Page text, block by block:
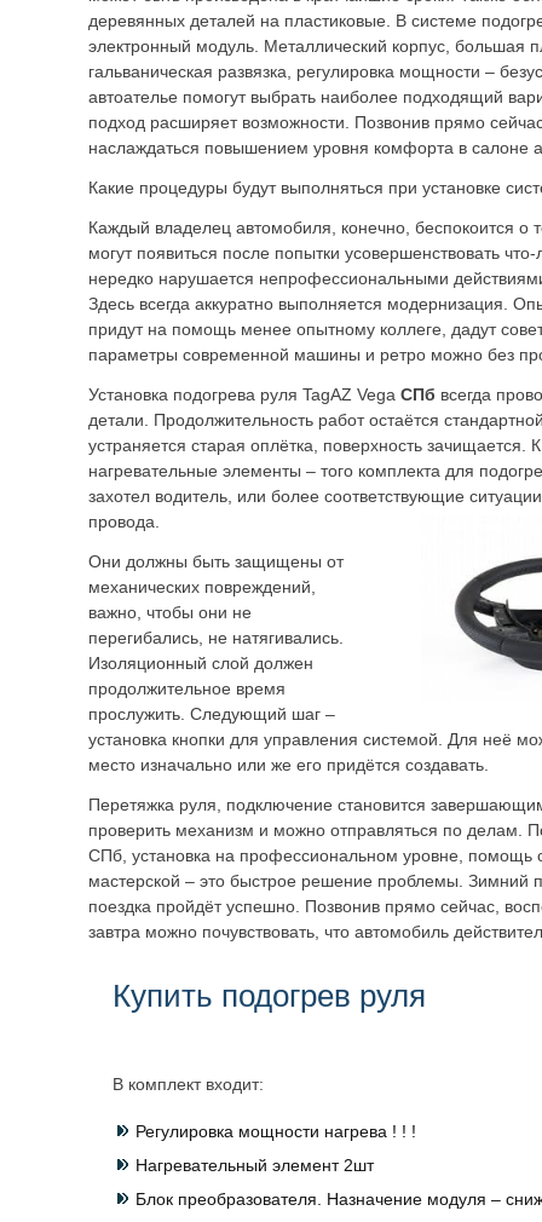
деревянных деталей на пластиковые. В системе
электронный модуль. Металлический корпус, большая
гальваническая развязка, регулировка мощности –
автоателье помогут выбрать наиболее подходящий
подход расширяет возможности. Позвонив прямо
наслаждаться повышением уровня комфорта в салоне
Какие процедуры будут выполняться при установке
Каждый владелец автомобиля, конечно, беспокоится о
могут появиться после попытки усовершенствовать
нередко нарушается непрофессиональными
Здесь всегда аккуратно выполняется модернизация.
придут на помощь менее опытному коллеге, дадут
параметры современной машины и ретро можно без
Установка подогрева руля TagAZ Vega СПб всегда
детали. Продолжительность работ остаётся
устраняется старая оплётка, поверхность зачищается.
нагревательные элементы – того комплекта для
захотел водитель, или более соответствующие
провода.
Они должны быть защищены от
механических повреждений,
важно, чтобы они не
перегибались, не натягивались.
Изоляционный слой должен
продолжительное время
прослужить. Следующий шаг –
установка кнопки для управления системой. Для неё
место изначально или же его придётся создавать.
Перетяжка руля, подключение становится
проверить механизм и можно отправляться по делам.
СПб, установка на профессиональном уровне, помощь
мастерской – это быстрое решение проблемы. Зимний
поездка пройдёт успешно. Позвонив прямо сейчас,
завтра можно почувствовать, что автомобиль
Купить подогрев руля
В комплект входит:
Регулировка мощности нагрева ! ! !
Нагревательный элемент 2шт
Блок преобразователя. Назначение модуля –